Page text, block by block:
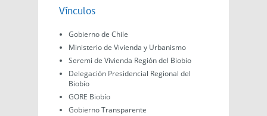
Vínculos
Gobierno de Chile
Ministerio de Vivienda y Urbanismo
Seremi de Vivienda Región del Biobio
Delegación Presidencial Regional del
Biobío
GORE Biobío
Gobierno Transparente